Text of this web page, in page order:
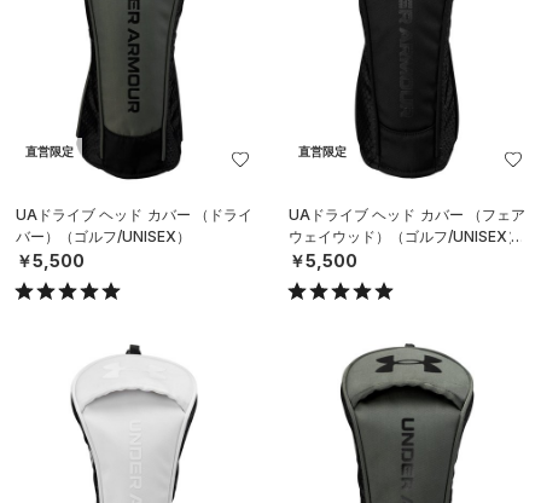
直営限定
UAドライブ ヘッド カバー （ドライ
バー）（ゴルフ/UNISEX）
￥5,500
直営限定
UAドライブ ヘッド カバー （フェア
ウェイウッド）（ゴルフ/UNISEX）
￥5,500